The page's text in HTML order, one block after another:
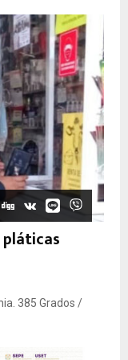
385 Grados /